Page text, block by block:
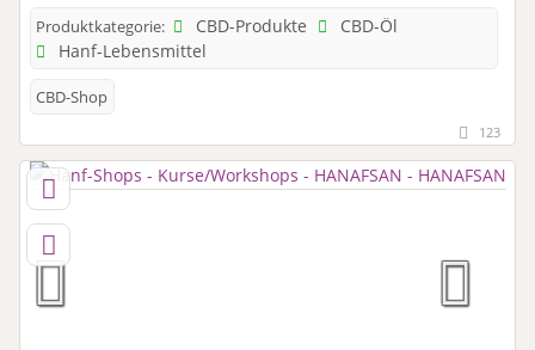
Produktkategorie:
CBD-Produkte
CBD-Öl
Hanf-Lebensmittel
CBD-Shop
123